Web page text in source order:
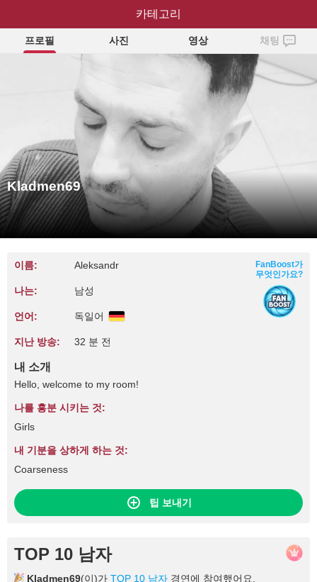
Kladmen69
프로필 사진 영상 채팅
Kladmen69
이름: Aleksandr
나는: 남성
언어: 독일어
지난 방송: 32 분 전
FanBoost가
무엇인가요?
내 소개
Hello, welcome to my room!
나를 흥분 시키는 것:
Girls
내 기분을 상하게 하는 것:
Coarseness
팁 보내기
TOP 10 남자
Kladmen69(이)가 TOP 10 남자 경연에 참여했어요.
카테고리